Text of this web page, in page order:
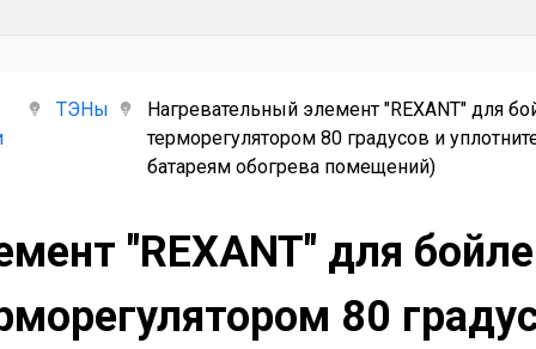
ТЭНы
Нагревательный элемент "REXANT" для
терморегулятором 80 градусов и
батареям обогрева помещений)
"REXANT" для
80